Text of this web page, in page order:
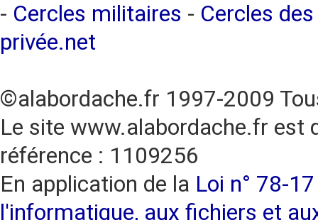
- Cercles militaires - Cercles
privée.net
©alabordache.fr 1997-2009
Le site www.alabordache.fr est
référence : 1109256
En application de la Loi n° 78-
l'informatique, aux fichiers et